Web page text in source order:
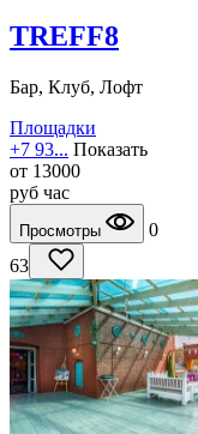
TREFF8
Бар, Клуб, Лофт
Площадки
+7 93... Показать
от 13000
руб час
Просмотры
0
63